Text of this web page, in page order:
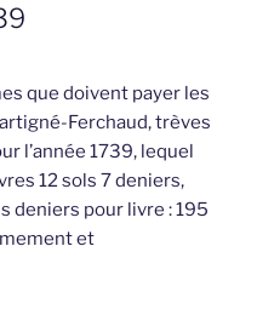
que doivent payer les
Ferchaud, trèves
l’année 1739, lequel
12 sols 7 deniers,
deniers pour livre : 195
et